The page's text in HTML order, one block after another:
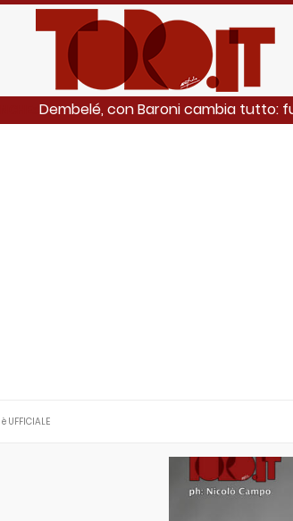
Dembelé, con Baroni cambia tutto:
UFFICIALE